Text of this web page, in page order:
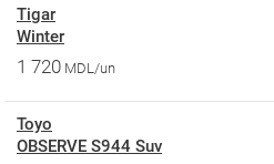
Tigar
Winter
1 720 MDL/un
Toyo
OBSERVE S944 Suv